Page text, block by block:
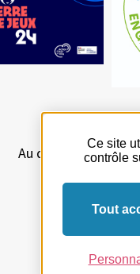
Au quotidien
Ce site
contrôle
Tout